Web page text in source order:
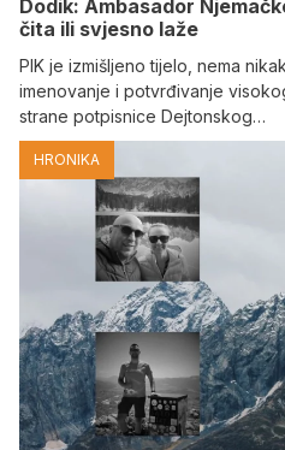
Dodik: Ambasador
čita ili svjesno laže
PIK je izmišljeno tijelo, nema
imenovanje i potvrđivanje
strane potpisnice Dejtonskog…
HRONIKA